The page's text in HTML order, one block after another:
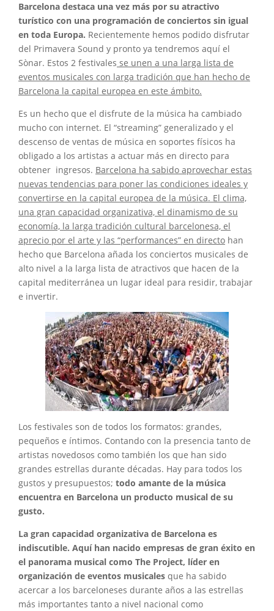
Barcelona destaca una vez más por su atractivo
turístico con una programación de conciertos sin igual
en toda Europa. Recientemente hemos podido disfrutar
del Primavera Sound y pronto ya tendremos aquí el
Sònar. Estos 2 festivales se unen a una larga lista de
eventos musicales con larga tradición que han hecho de
Barcelona la capital europea en este ámbito.
Es un hecho que el disfrute de la música ha cambiado
mucho con internet. El “streaming” generalizado y el
descenso de ventas de música en soportes físicos ha
obligado a los artistas a actuar más en directo para
obtener ingresos. Barcelona ha sabido aprovechar estas
nuevas tendencias para poner las condiciones ideales y
convertirse en la capital europea de la música. El clima,
una gran capacidad organizativa, el dinamismo de su
economía, la larga tradición cultural barcelonesa, el
aprecio por el arte y las “performances” en directo han
hecho que Barcelona añada los conciertos musicales de
alto nivel a la larga lista de atractivos que hacen de la
capital mediterránea un lugar ideal para residir, trabajar
e invertir.
Los festivales son de todos los formatos: grandes,
pequeños e íntimos. Contando con la presencia tanto de
artistas novedosos como también los que han sido
grandes estrellas durante décadas. Hay para todos los
gustos y presupuestos; todo amante de la música
encuentra en Barcelona un producto musical de su
gusto.
La gran capacidad organizativa de Barcelona es
indiscutible. Aquí han nacido empresas de gran éxito en
el panorama musical como The Project, líder en
organización de eventos musicales que ha sabido
acercar a los barceloneses durante años a las estrellas
más importantes tanto a nivel nacional como